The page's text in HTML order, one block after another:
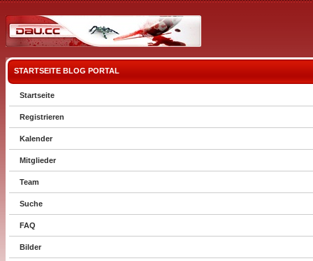
STARTSEITE BLOG PORTAL
Startseite
Registrieren
Kalender
Mitglieder
Team
Suche
FAQ
Bilder